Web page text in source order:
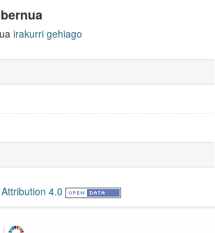
irakurri gehiago
4.0